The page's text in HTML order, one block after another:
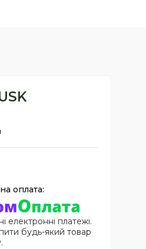
електронні платежі.
будь-який товар